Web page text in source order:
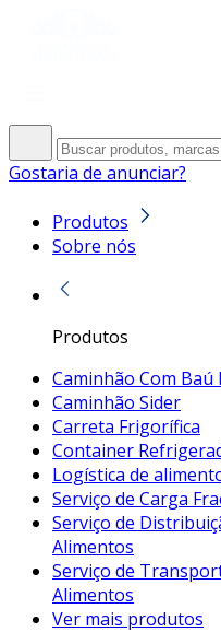
Gostaria de anunciar?
Produtos
Sobre nós
Produtos
Caminhão Com
Caminhão Sider
Carreta Frigorífica
Container
Logística de
Serviço de Carga
Serviço de
Alimentos
Serviço de
Alimentos
Ver mais produtos